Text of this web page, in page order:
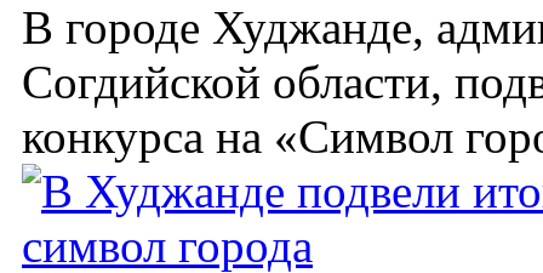
В городе Худжанде,
Согдийской области,
конкурса на «Символ